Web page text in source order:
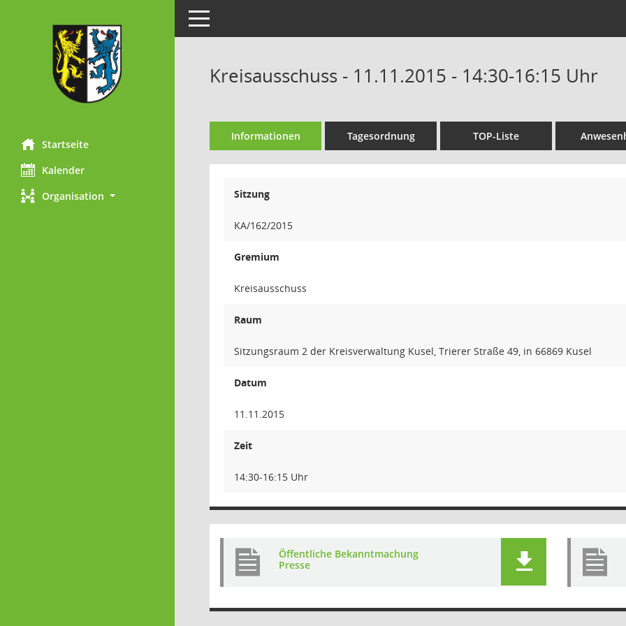
Startseite
Kalender
Organisation
Toggle navigation
Kreisausschuss - 11.11.2015 - 14:30-16:15 Uhr
Informationen Tagesordnung TOP-Liste
Sitzung
KA/162/2015
Gremium
Kreisausschuss
Raum
Sitzungsraum 2 der Kreisverwaltung Kusel, Trierer Straße 49, in 66869 Kusel
Datum
11.11.2015
Zeit
14:30-16:15 Uhr
Öffentliche Bekanntmachung
Presse